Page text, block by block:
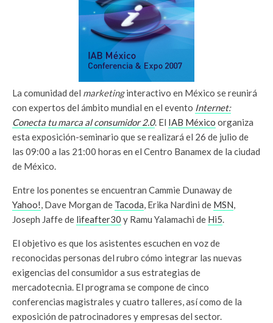
La comunidad del marketinginteractivo en México se reunirá
con expertos del ámbito mundial en el evento Internet:
Conecta tu marca al consumidor 2.0. El IAB México organiza
esta exposición-seminario que se realizará el 26 de julio de
las 09:00 a las 21:00 horas en el Centro Banamex de la ciudad
de México.
Entre los ponentes se encuentran Cammie Dunaway de
Yahoo!, Dave Morgan de Tacoda, Erika Nardini de MSN,
Joseph Jaffe de lifeafter30 y Ramu Yalamachi de Hi5.
El objetivo es que los asistentes escuchen en voz de
reconocidas personas del rubro cómo integrar las nuevas
exigencias del consumidor a sus estrategias de
mercadotecnia. El programa se compone de cinco
conferencias magistrales y cuatro talleres, así como de la
exposición de patrocinadores y empresas del sector.